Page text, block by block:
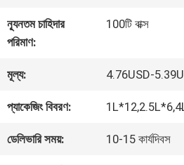
কারখানা
মান
নিয়ন্ত্রণ
ন্যূনতম চাহিদার
পরিমাণ:
100টি বাক্স
মূল্য: 4.76USD-
প্যাকেজিং বিবরণ:
ডেলিভারি সময়: 10-15 কার্যদিবস